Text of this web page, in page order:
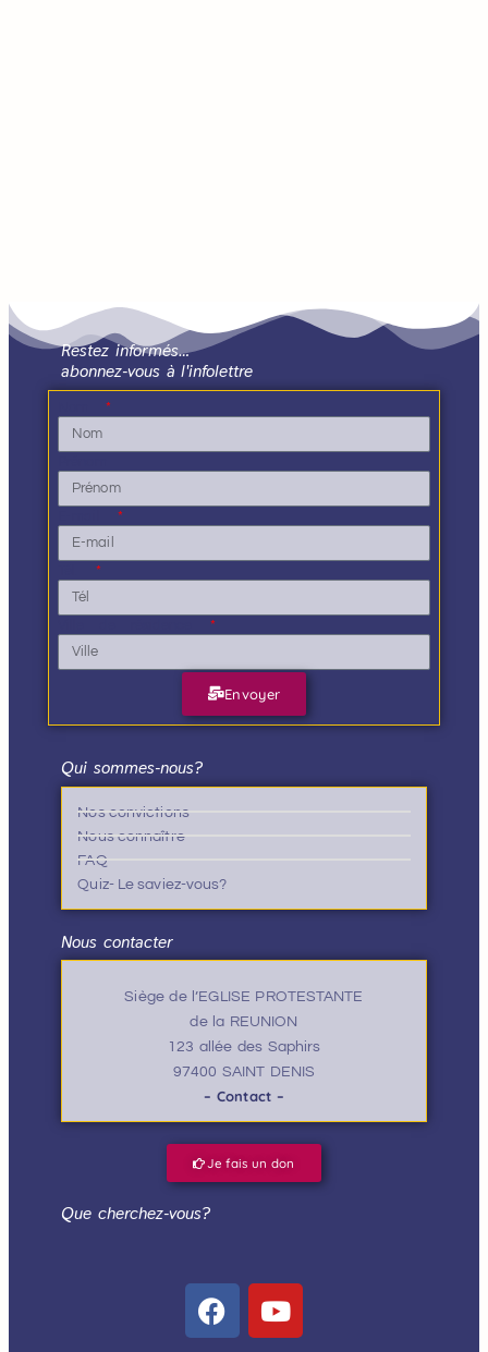
Restez informés…
abonnez-vous à l'infolettre
Envoyer
Qui sommes-nous?
Nos convictions
Nous connaître
FAQ
Quiz- Le saviez-vous?
Nous contacter
Siège de l’EGLISE PROTESTANTE
de la REUNION
123 allée des Saphirs
97400 SAINT DENIS
– Contact –
Je fais un don
Que cherchez-vous?